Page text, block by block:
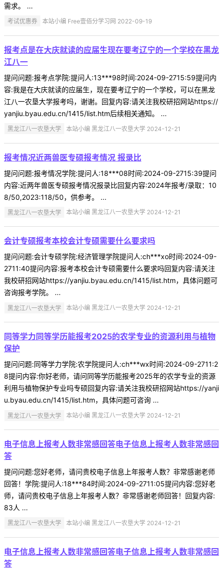
需求。 ...
考试优惠券 本站小编 Free壹佰分学习网 2022-09-19
报考点是在大庆就读的应届生现在要考辽宁的一个学校在黑龙
江八一
提问问题:报考点学院:提问人:13***98时间:2024-09-2715:59提问内
容:我是在大庆就读的应届生，现在要考辽宁的一个学校，可以在黑龙
江八一农垦大学报考吗，谢谢。回复内容:请关注我校研招网站https://
yanjiu.byau.edu.cn/1415/list.htm后续相关通知。 ...
黑龙江八一农垦大学 本站小编 黑龙江八一农垦大学 2024-12-21
报考情况近两兽医专硕报考情况 报录比
提问问题:报考情况学院:提问人:18***08时间:2024-09-2715:39提问
内容:近两年兽医专硕报考情况报录比回复内容:2024年报考/录取：10
8/50,2023:118/50，供参考。 ...
黑龙江八一农垦大学 本站小编 黑龙江八一农垦大学 2024-12-21
会计专硕报考本校会计专硕需要什么要求吗
提问问题:会计专硕学院:经济管理学院提问人:ch***xo时间:2024-09-
2711:40提问内容:报考本校会计专硕需要什么要求吗回复内容:请关注
我校研招网站https://yanjiu.byau.edu.cn/1415/list.htm，具体问题可
咨询报考学院。 ...
黑龙江八一农垦大学 本站小编 黑龙江八一农垦大学 2024-12-21
同等学力同等学历能报考2025的农学专业的资源利用与植物
保护
提问问题:同等学力学院:农学院提问人:ch***wx时间:2024-09-2711:2
8提问内容:你好老师，请问同等学历能报考2025年的农学专业的资源
利用与植物保护专业吗专硕回复内容:请关注我校研招网站https://yanji
u.byau.edu.cn/1415/list.htm，具体问题可咨询 ...
黑龙江八一农垦大学 本站小编 黑龙江八一农垦大学 2024-12-21
电子信息上报考人数非常感回答电子信息上报考人数非常感回
答
提问问题:您好老师，请问贵校电子信息上年报考人数？非常感谢老师
回答！学院:提问人:18***84时间:2024-09-2711:05提问内容:您好老
师，请问贵校电子信息上年报考人数？非常感谢老师回答！回复内容:
83人 ...
黑龙江八一农垦大学 本站小编 黑龙江八一农垦大学 2024-12-21
电子信息上报考人数非常感回答电子信息上报考人数非常感回
答